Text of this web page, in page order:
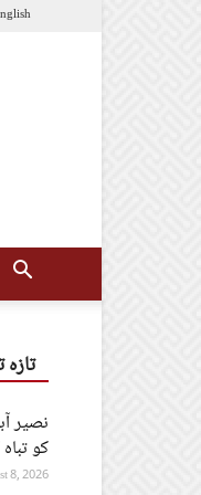
نصیر
کو
8, 2026